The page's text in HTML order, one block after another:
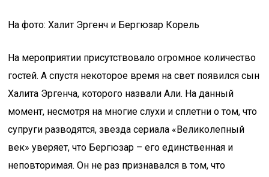
На фото: Халит Эргенч и Бергюзар Корель
На мероприятии присутствовало огромное количество
гостей. А спустя некоторое время на свет появился сын
Халита Эргенча, которого назвали Али. На данный
момент, несмотря на многие слухи и сплетни о том, что
супруги разводятся, звезда сериала «Великолепный
век» уверяет, что Бергюзар – его единственная и
неповторимая. Он не раз признавался в том, что